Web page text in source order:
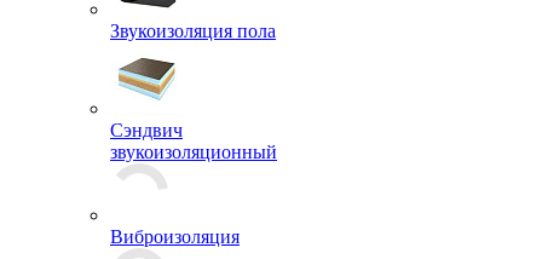
Акустические
Звукоизоляция пола
Сэндвич
звукоизоляционный